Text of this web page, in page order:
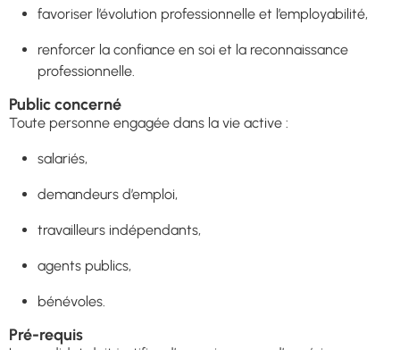
favoriser l’évolution professionnelle et l’employabilité,
renforcer la confiance en soi et la reconnaissance
professionnelle.
Public concerné
Toute personne engagée dans la vie active :
salariés,
demandeurs d’emploi,
travailleurs indépendants,
agents publics,
bénévoles.
Pré-requis